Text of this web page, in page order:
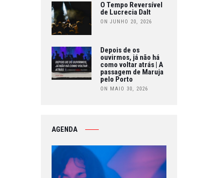
O Tempo Reversível
de Lucrecia Dalt
ON JUNHO 20, 2026
Depois de os
ouvirmos, já não há
como voltar atrás | A
passagem de Maruja
pelo Porto
ON MAIO 30, 2026
AGENDA